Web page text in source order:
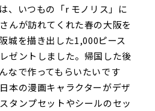
、いつもの「r モノリス」に
んが訪れてくれた春の大阪を
城を描き出した1,000ピース
ゼントしました。帰国した後
なで作ってもらいたいです
本の漫画キャラクターがデザ
タンプセットやシールのセッ